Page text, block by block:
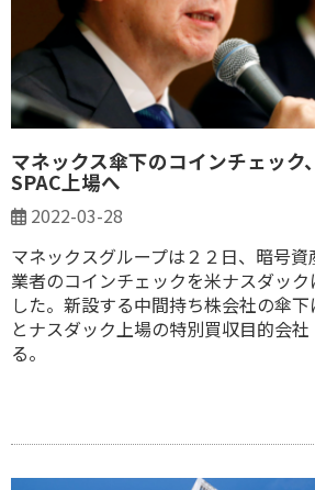
マネックス傘下のコインチェック
SPAC上場へ
2022-03-28
マネックスグループは２２日、暗号
業者のコインチェックを米ナスダッ
した。新設する中間持ち株会社の傘
とナスダック上場の特別買収目的会
る。